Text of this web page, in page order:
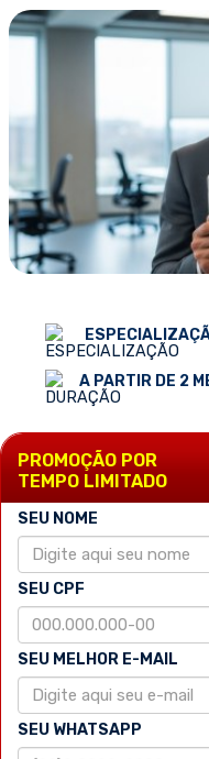
A PARTIR DE 2
PROMOÇÃO POR
TEMPO LIMITADO
SEU NOME
SEU CPF
SEU MELHOR E-MAIL
SEU WHATSAPP